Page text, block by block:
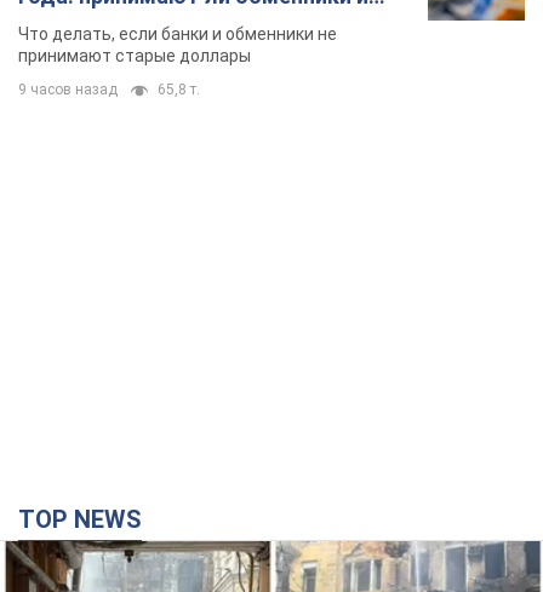
банки такие купюры
Что делать, если банки и обменники не
принимают старые доллары
9 часов назад 65,8 т.
TOP NEWS